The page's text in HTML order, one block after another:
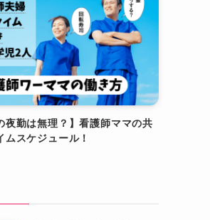
夜勤は無理？】看護師ママの共
スケジュール！